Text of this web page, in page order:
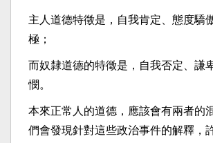
主人道德特徵是，自我肯定、態度驕
極；
而奴隸道德的特徵是，自我否定、謙
憫。
本來正常人的道德，應該會有兩者的
們會發現針對這些政治事件的解釋，